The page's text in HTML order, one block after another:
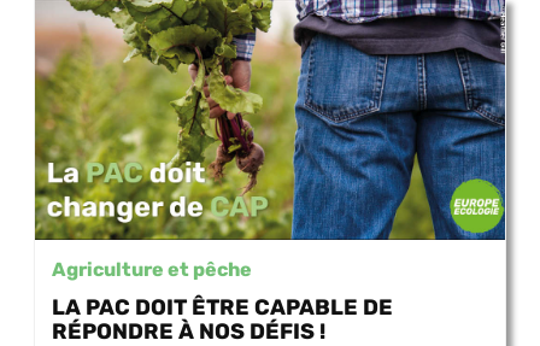
Agriculture et pêche
LA PAC DOIT ÊTRE CAPABLE DE
RÉPONDRE À NOS DÉFIS !